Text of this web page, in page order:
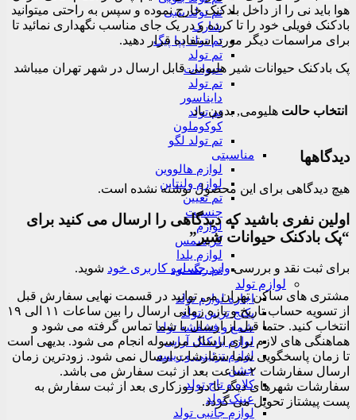
تم تولد بیبی
شارک
تم تولد پپا پیگ
تم تولد
حیوانات
تم تولد
دایناسور
تم تولد
کوکوملون
تم تولد لگو
مناسبتی
لوازم هالووین
لوازم ولنتاین
تم تعیین
جنسیت
لوازم
کریسمس
لوازم یلدا
تم رنگ نود
لوازم تولد
اجاره لوازم تولد
پکیج تزیین تولد
شمع و فشفشه تولد
لوازم بادکنک آرایی
لوازم تزئینی و ریسه
جشن
کلاه و تاج تولد
عینک تولد
لوازم جانبی تولد
هوا باید نی را از داخل بادکنک خارج نموده و سپس به راحتی میتوانید
بادکنک فویلی خود را تا کرده و در یک جای مناسب نگهداری نمائید تا
برای مراسمات دیگر مورد استفاده قرار دهید.
پک بادکنک حیوانات شیر هلیومی قابل ارسال در شهر تهران میباشد
انتخاب حالت هلیومی, بدون باد
دیدگاهها
هیچ دیدگاهی برای این محصول نوشته نشده است.
اولین نفری باشید که دیدگاهی را ارسال می کنید برای
“پک بادکنک حیوانات شیر”
برای ثبت نقد و بررسیوارد حساب کاربری خود شوید.
مشتری های ساکن تهران می توانید در قسمت نهایی سفارش قبل
از تسویه حساب تاریخ و بازه زمانی ارسال را بین ساعات ۱۱ الی ۱۹
انتخاب کنید. حتما قبل از ارسال با شما تماس گرفته می شود و
هماهنگی های لازم برای ارسال مرسوله انجام می شود. بدیهی است
تا زمان پاسخگویی شما سفارشات ارسال نمی شود. زودترین زمان
ارسال سفارشات ۲ ساعت بعد از ثبت سفارش می باشد.
سفارشات شهرهای دیگر تا دو روزکاری بعد از ثبت سفارش به
پست پیشتاز تحویل می گردد.